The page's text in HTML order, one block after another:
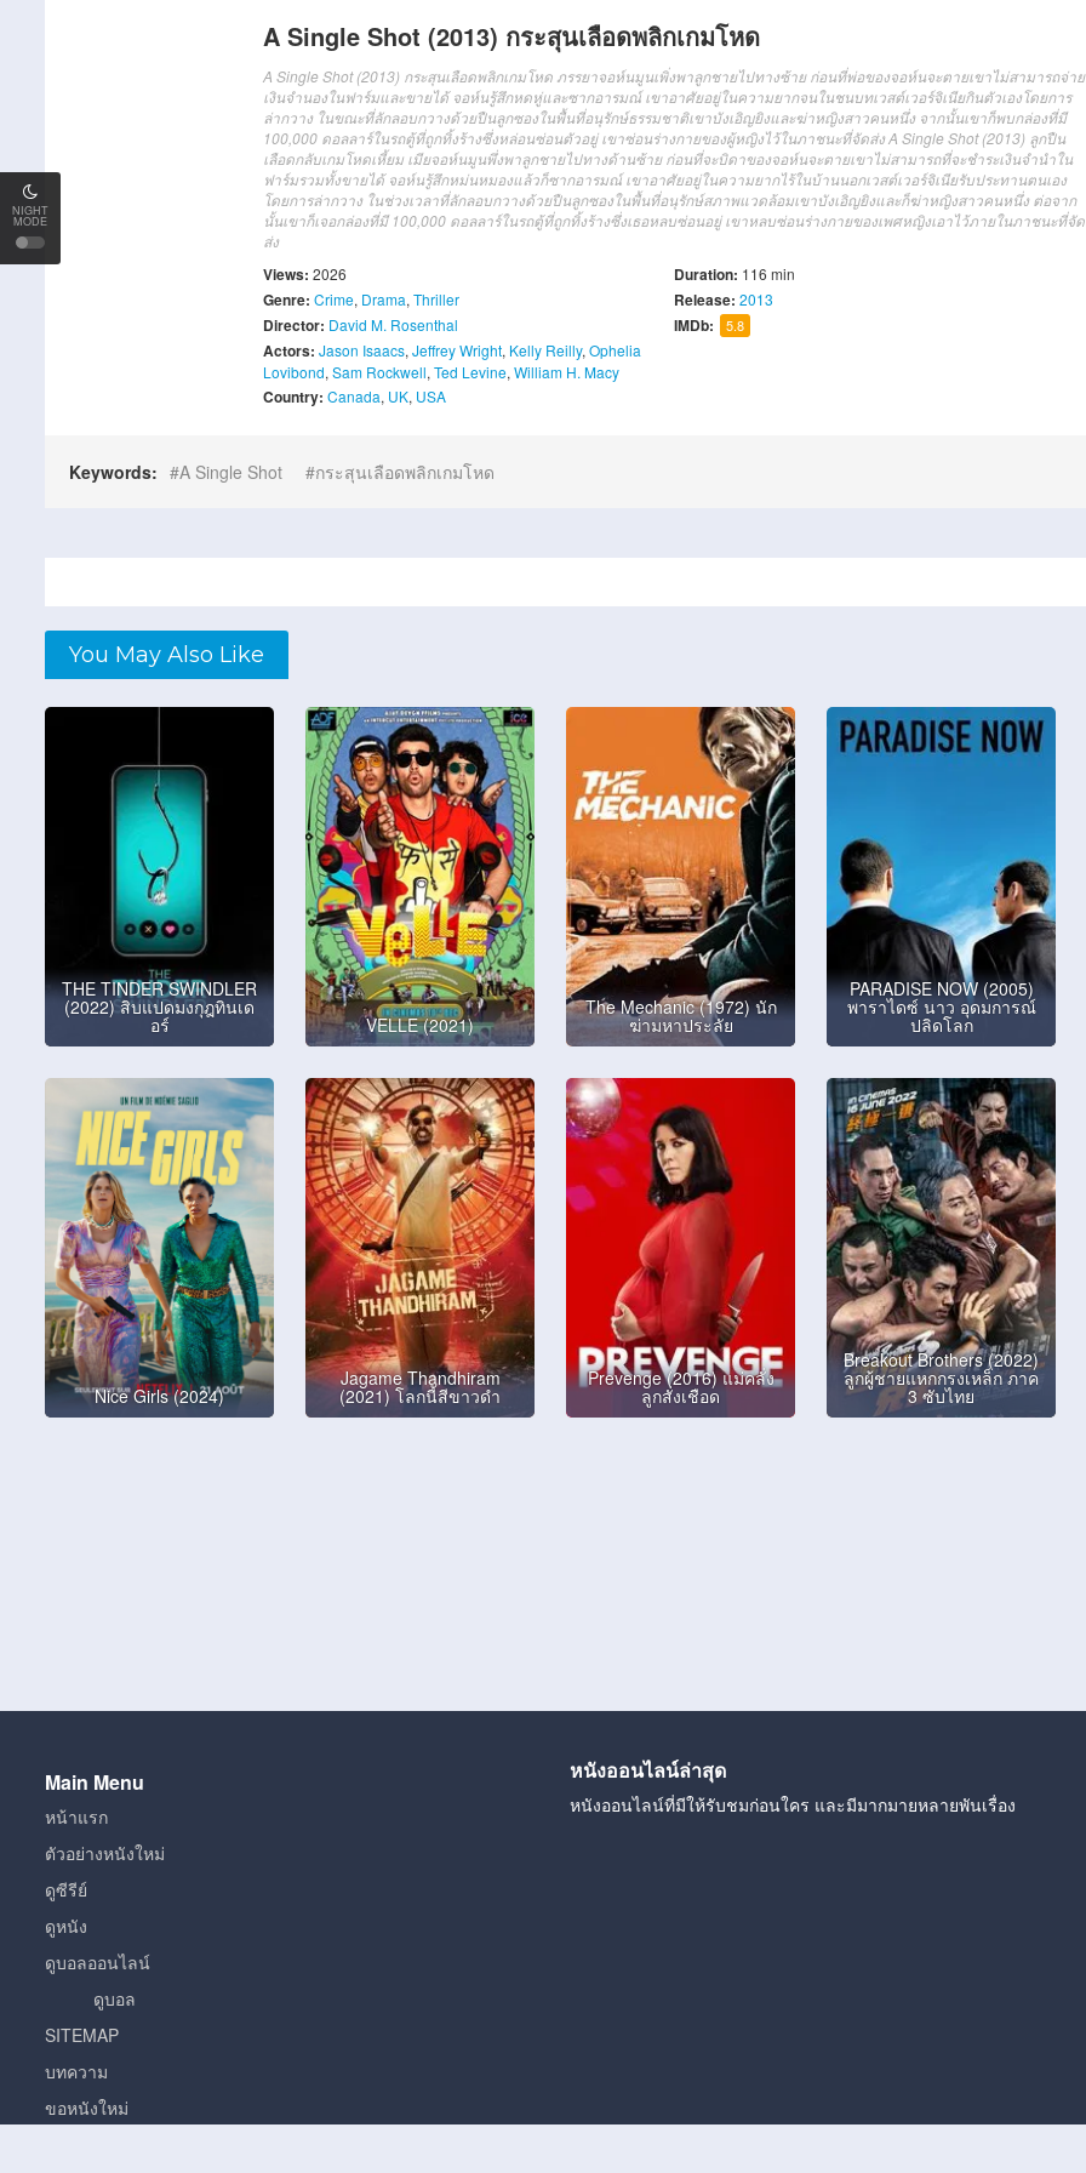
NIGHT
MODE
A Single Shot (2013) กระสุนเลือดพลิกเกมโหด
A Single Shot (2013) กระสุนเลือดพลิกเกมโหด ภรรยาจอห์นมูนเพิ่งพาลูกชายไปทางซ้าย ก่อนที่พ่อของจอห์นจะตายเขาไม่สามารถจ่าย
เงินจำนองในฟาร์มและขายได้ จอห์นรู้สึกหดหู่และซากอารมณ์ เขาอาศัยอยู่ในความยากจนในชนบทเวสต์เวอร์จิเนียกินตัวเองโดยการ
ล่ากวาง ในขณะที่ลักลอบกวางด้วยปืนลูกซองในพื้นที่อนุรักษ์ธรรมชาติเขาบังเอิญยิงและฆ่าหญิงสาวคนหนึ่ง จากนั้นเขาก็พบกล่องที่มี
100,000 ดอลลาร์ในรถตู้ที่ถูกทิ้งร้างซึ่งหล่อนซ่อนตัวอยู่ เขาซ่อนร่างกายของผู้หญิงไว้ในภาชนะที่จัดส่ง A Single Shot (2013) ลูกปืน
เลือดกลับเกมโหดเหี้ยม เมียจอห์นมูนพึ่งพาลูกชายไปทางด้านซ้าย ก่อนที่จะบิดาของจอห์นจะตายเขาไม่สามารถที่จะชำระเงินจำนำใน
ฟาร์มรวมทั้งขายได้ จอห์นรู้สึกหม่นหมองแล้วก็ซากอารมณ์ เขาอาศัยอยู่ในความยากไร้ในบ้านนอกเวสต์เวอร์จิเนียรับประทานตนเอง
โดยการล่ากวาง ในช่วงเวลาที่ลักลอบกวางด้วยปืนลูกซองในพื้นที่อนุรักษ์สภาพแวดล้อมเขาบังเอิญยิงและก็ฆ่าหญิงสาวคนหนึ่ง ต่อจาก
นั้นเขาก็เจอกล่องที่มี 100,000 ดอลลาร์ในรถตู้ที่ถูกทิ้งร้างซึ่งเธอหลบซ่อนอยู่ เขาหลบซ่อนร่างกายของเพศหญิงเอาไว้ภายในภาชนะที่จัด
ส่ง
Views: 2026
Genre: Crime, Drama, Thriller
Director: David M. Rosenthal
Actors: Jason Isaacs, Jeffrey Wright, Kelly Reilly, Ophelia
Lovibond, Sam Rockwell, Ted Levine, William H. Macy
Country: Canada, UK, USA
Duration: 116 min
Release:2013
IMDb: 5.8
Keywords: A Single Shot กระสุนเลือดพลิกเกมโหด
You May Also Like
THE TINDER SWINDLER
(2022) สิบแปดมงกุฎทินเด
อร์ VELLE (2021)
The Mechanic (1972) นัก
ฆ่ามหาประลัย
PARADISE NOW (2005)
พาราไดซ์ นาว อุดมการณ์
ปลิดโลก
Nice Girls (2024)
Jagame Thandhiram
(2021) โลกนี้สีขาวดำ
Prevenge (2016) แม่คลั่ง
ลูกสั่งเชือด
Breakout Brothers (2022)
ลูกผู้ชายแหกกรงเหล็ก ภาค
3 ซับไทย
Main Menu
หน้าแรก
ตัวอย่างหนังใหม่
ดูซีรีย์
ดูหนัง
ดูบอลออนไลน์
ดูบอล
SITEMAP
บทความ
ขอหนังใหม่
หนังออนไลน์ล่าสุด
หนังออนไลน์ที่มีให้รับชมก่อนใคร และมีมากมายหลายพันเรื่อง